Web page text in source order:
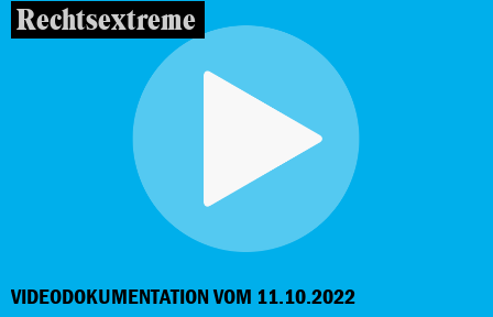
Rechtsextreme
VIDEODOKUMENTATION VOM 11.10.2022